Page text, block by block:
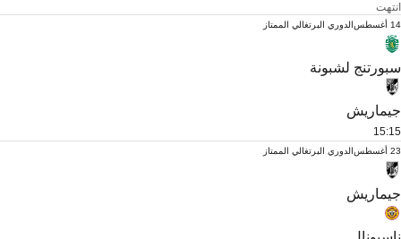
انتهت
14 أغسطس الدوري البرتغالي الممتاز
سبورتنج لشبونة
جيماريش
15:15
23 أغسطس الدوري البرتغالي الممتاز
جيماريش